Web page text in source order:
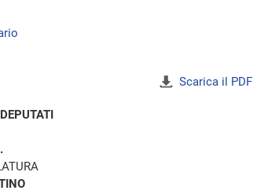
Scarica il PDF